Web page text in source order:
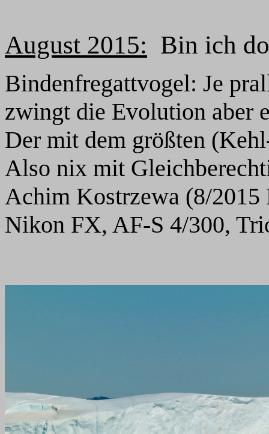
August 2015: Bin ich
Bindenfregattvogel: Je
zwingt die Evolution aber
Der mit dem größten
Also nix mit
Achim Kostrzewa (8/2015
Nikon FX, AF-S 4/300,